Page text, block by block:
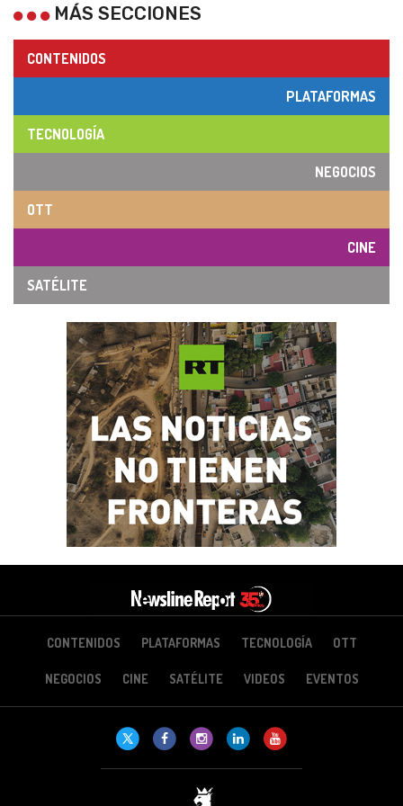
MÁS SECCIONES
CONTENIDOS
PLATAFORMAS
TECNOLOGÍA
NEGOCIOS
OTT
CINE
SATÉLITE
CONTENIDOS PLATAFORMAS TECNOLOGÍA OTT
NEGOCIOS CINE SATÉLITE VIDEOS EVENTOS